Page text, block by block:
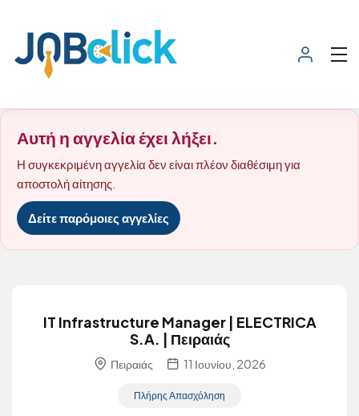
Αυτή η αγγελία έχει λήξει.
Η συγκεκριμένη αγγελία δεν είναι πλέον διαθέσιμη για
αποστολή αίτησης.
Δείτε παρόμοιες αγγελίες
IT Infrastructure Manager | ELECTRICA
S.A. | Πειραιάς
Πειραιάς 11 Ιουνίου, 2026
Πλήρης Απασχόληση